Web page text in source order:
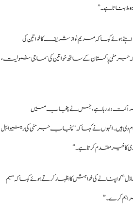
بناتا ہے۔”
ہوئے کہا کہ مریم نواز شریف کا خواتین کی
جرمنی پاکستان کے ساتھ خواتین کی سماجی شمولیت،
کا قابلِ اعتماد ترقیاتی شراکت دار رہا ہے، جس نے پنجاب میں
ہیں۔ انہوں نے کہا کہ “پنجاب جرمنی کی رینیوایبل
کا خیرمقدم کرتا ہے۔”
کو اپنانے کی خواہش کا اظہار کرتے ہوئے کہا کہ “ہم
کرے۔”